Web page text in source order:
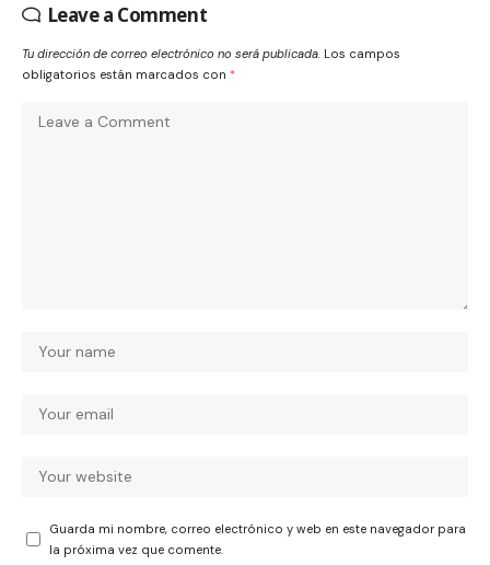
Leave a Comment
Tu dirección de correo electrónico no será publicada. Los campos
obligatorios están marcados con *
Guarda mi nombre, correo electrónico y web en este navegador para
la próxima vez que comente.